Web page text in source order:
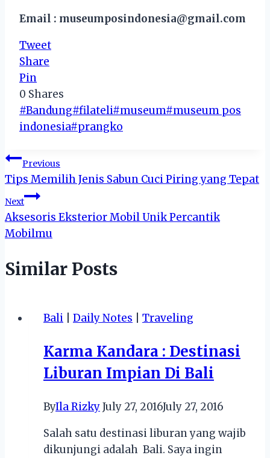
Email : museumposindonesia@gmail.com
Tweet
Share
Pin
0 Shares
Post
Tags:
#Bandung#filateli#museum#museum pos
indonesia#prangko
Post
navigation
Previous
Tips Memilih Jenis Sabun Cuci Piring yang Tepat
Next
Aksesoris Eksterior Mobil Unik Percantik
Mobilmu
Similar Posts
Bali Daily Notes Traveling
Karma Kandara : Destinasi
Liburan Impian Di Bali
ByIla RizkyJuly 27, 2016July 27, 2016
Salah satu destinasi liburan yang wajib
dikunjungi adalah Bali. Saya ingin